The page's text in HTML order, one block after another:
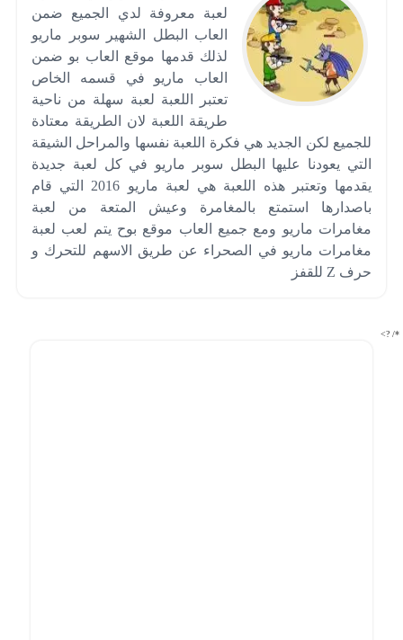
لعبة معروفة لدي الجميع ضمن
العاب البطل الشهير سوبر ماريو
لذلك قدمها موقع العاب بو ضمن
العاب ماريو في قسمه الخاص
تعتبر اللعبة لعبة سهلة من ناحية
طريقة اللعبة لان الطريقة معتادة
للجميع لكن الجديد هي فكرة اللعبة نفسها والمراحل الشيقة
التي يعودنا عليها البطل سوبر ماريو في كل لعبة جديدة
يقدمها وتعتبر هذه اللعبة هي لعبة ماريو 2016 التي قام
باصدارها استمتع بالمغامرة وعيش المتعة من لعبة
مغامرات ماريو ومع جميع العاب موقع بوح يتم لعب لعبة
مغامرات ماريو في الصحراء عن طريق الاسهم للتحرك و
حرف Z للقفز
*/ ?>